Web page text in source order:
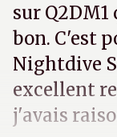
sur Q2DM1
bon. C'est
Nightdive
excellent
j'avais